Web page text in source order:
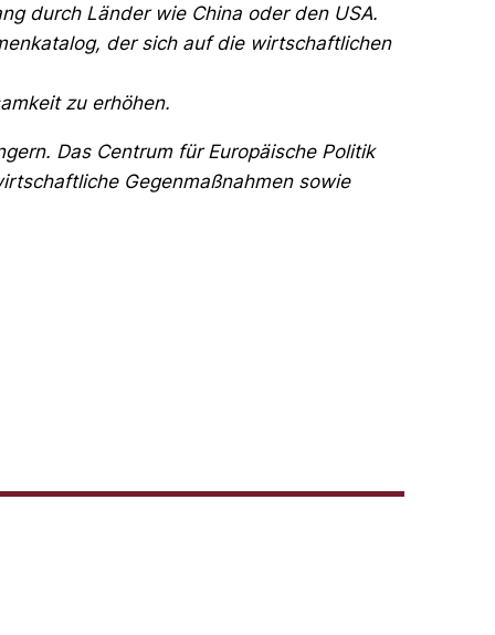
durch Länder wie China oder den USA.
der sich auf die wirtschaftlichen
zu erhöhen.
Das Centrum für Europäische Politik
Gegenmaßnahmen sowie